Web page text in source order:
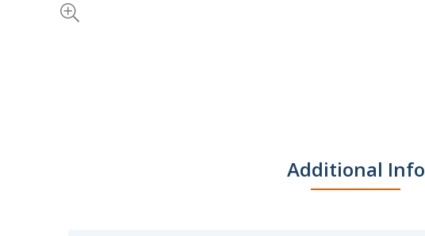
Additional Info